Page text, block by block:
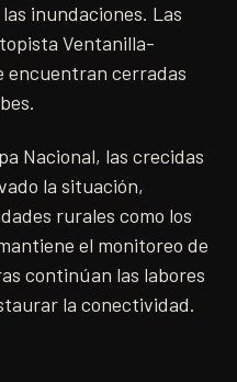
inundaciones. Las
Ventanilla-
encuentran cerradas
Nacional, las crecidas
la situación,
rurales como los
el monitoreo de
continúan las labores
la conectividad.